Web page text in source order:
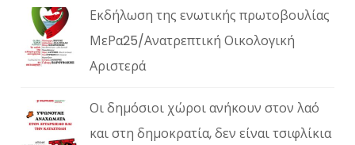
Εκδήλωση της ενωτικής πρωτοβουλίας
ΜεΡα25/Ανατρεπτική Οικολογική
Αριστερά
Οι δημόσιοι χώροι ανήκουν στον λαό
και στη δημοκρατία, δεν είναι τσιφλίκια